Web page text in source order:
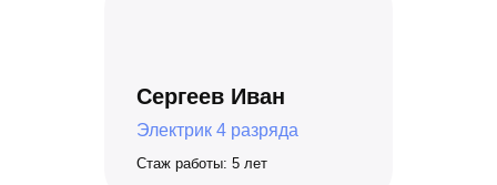
Сергеев Иван
Электрик 4 разряда
Стаж работы: 5 лет